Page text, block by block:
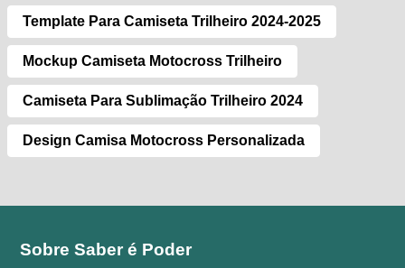
Template Para Camiseta Trilheiro 2024-2025
Mockup Camiseta Motocross Trilheiro
Camiseta Para Sublimação Trilheiro 2024
Design Camisa Motocross Personalizada
Sobre Saber é Poder